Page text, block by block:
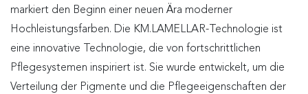
markiert den Beginn einer neuen Ära moderner
Hochleistungsfarben. Die KM.LAMELLAR-Technologie ist
eine innovative Technologie, die von fortschrittlichen
Pflegesystemen inspiriert ist. Sie wurde entwickelt, um die
Verteilung der Pigmente und die Pflegeeigenschaften der